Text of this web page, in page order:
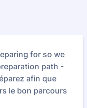
for so we
path -
afin que
le bon parcours